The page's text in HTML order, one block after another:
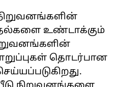
உண்டாக்கும்
தொடர்பான